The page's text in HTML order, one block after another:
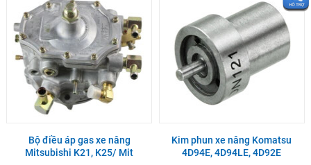
Bộ điều áp gas xe nâng
Mitsubishi K21, K25/ Mit
Kim phun xe nâng Komatsu
4D94E, 4D94LE, 4D92E